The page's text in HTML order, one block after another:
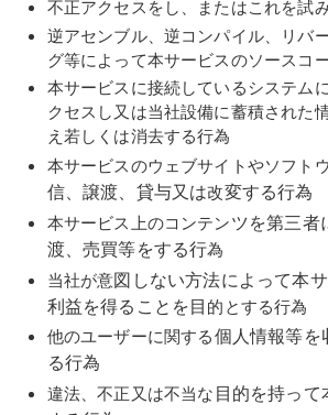
不正アクセスをし、またはこれを試
逆アセンブル、逆コンパイル、リバ
グ等によって本サービスのソースコ
本サービスに接続しているシステム
クセスし又は当社設備に蓄積された
え若しくは消去する行為
本サービスのウェブサイトやソフト
信、 譲渡、 貸与又は改変する行為
本サービス上のコンテンツを第三者
渡、 売買等をする行為
当社が意図 しない方法によって本
利益を得ることを目 的とする行為
他のユーザーに関する個人情報等を
る行為
違法、不正又は不当な 目的を持って